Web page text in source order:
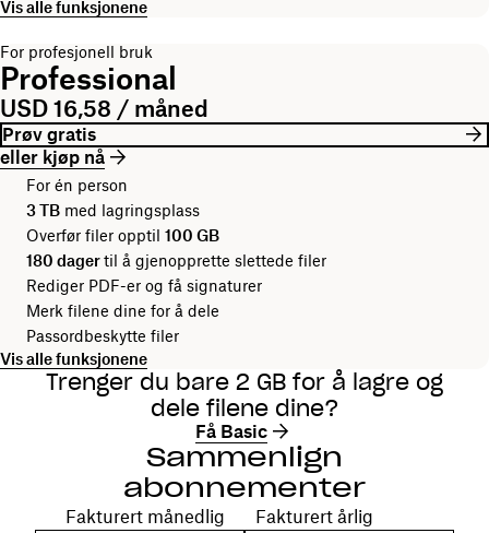
Vis alle funksjonene
For profesjonell bruk
Professional
USD 16,58 / måned
Prøv gratis
eller kjøp nå
For én person
3 TB med lagringsplass
Overfør filer opptil 100 GB
180 dagertil å gjenopprette slettede filer
Rediger PDF-er og få signaturer
Merk filene dine for å dele
Passordbeskytte filer
Vis alle funksjonene
Trenger du bare 2 GB for å lagre og
dele filene dine?
Få Basic
Sammenlign
abonnementer
Velg faktureringsperiode
Fakturert månedlig Fakturert årlig